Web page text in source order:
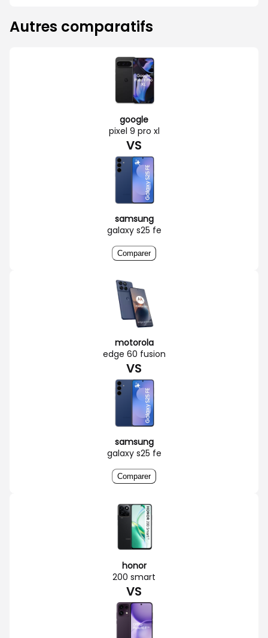
Autres comparatifs
google
pixel 9 pro xl
VS
samsung
galaxy s25 fe
Comparer
motorola
edge 60 fusion
VS
samsung
galaxy s25 fe
Comparer
honor
200 smart
VS